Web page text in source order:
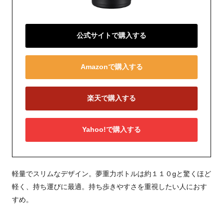
公式サイトで購入する
Amazonで購入する
楽天で購入する
Yahoo!で購入する
軽量でスリムなデザイン。夢重力ボトルは約１１０gと驚くほど
軽く、持ち運びに最適。持ち歩きやすさを重視したい人におす
すめ。